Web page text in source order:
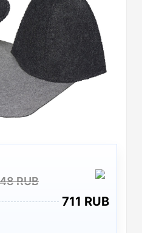
RUB
711 RUB